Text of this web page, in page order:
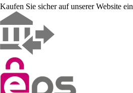
Kaufen Sie sicher auf unserer Website ein